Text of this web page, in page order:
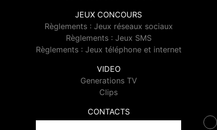
JEUX CONCOURS
Règlements : Jeux réseaux sociaux
Règlements : Jeux SMS
Règlements : Jeux téléphone et internet
VIDEO
Generations TV
Clips
CONTACTS
Contacter Generations